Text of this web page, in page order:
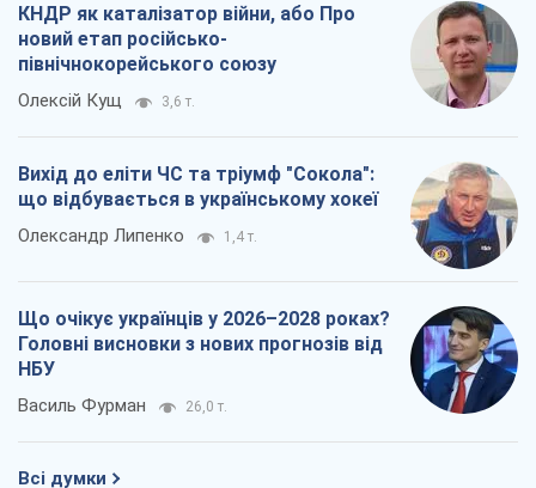
КНДР як каталізатор війни, або Про
новий етап російсько-
північнокорейського союзу
Олексій Кущ 3,6 т.
Вихід до еліти ЧС та тріумф "Сокола":
що відбувається в українському хокеї
Олександр Липенко 1,4 т.
Що очікує українців у 2026–2028 роках?
Головні висновки з нових прогнозів від
НБУ
Василь Фурман 26,0 т.
Всі думки